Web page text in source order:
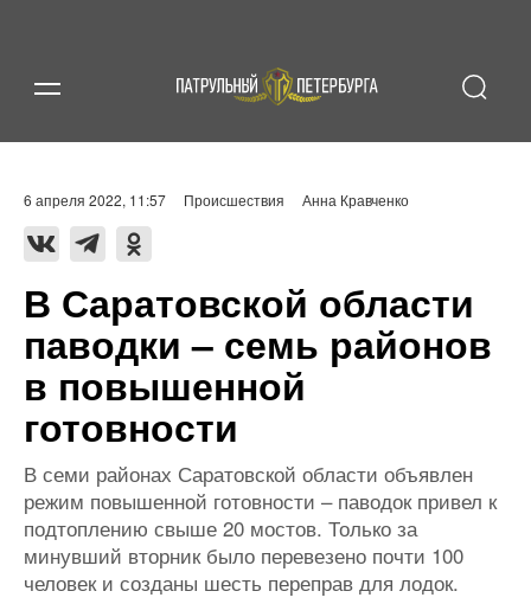
6 апреля 2022, 11:57 Происшествия Анна Кравченко
В Саратовской области
паводки – семь районов
в повышенной
готовности
В семи районах Саратовской области объявлен
режим повышенной готовности – паводок привел к
подтоплению свыше 20 мостов. Только за
минувший вторник было перевезено почти 100
человек и созданы шесть переправ для лодок.